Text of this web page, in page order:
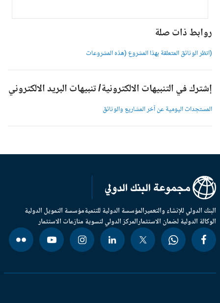
روابط ذات صلة
(انظر الوثائق المتعلقة بهذا المشروع (هذه المشروعات
إشترك في التنبيهات الالكترونية/ تنبيهات البريد الالكتروني
المستجدات اليومية عن آخر المشاريع والوثائق
الدولي للإنشاء والتعميرالمؤسسة الدولية للتنميةمؤسسة التمويل الدولية
الدولية لضمان الاستثمارالمركز الدولي لتسوية منازعات الاستثمار